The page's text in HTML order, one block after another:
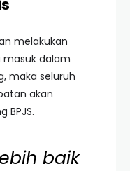
melakukan
masuk dalam
maka seluruh
akan
BPJS.
baik